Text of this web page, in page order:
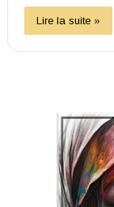
Lire la suite »